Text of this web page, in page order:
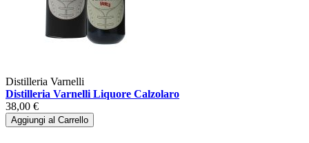
Distilleria Varnelli
Distilleria Varnelli Liquore Calzolaro
38,00 €
Aggiungi al Carrello